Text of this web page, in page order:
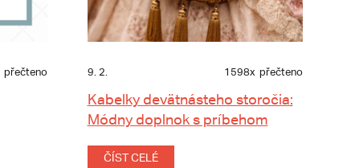
přečteno 9. 2. 1598x přečteno
Kabelky devätnásteho storočia:
Módny doplnok s príbehom
ČÍST CELÉ